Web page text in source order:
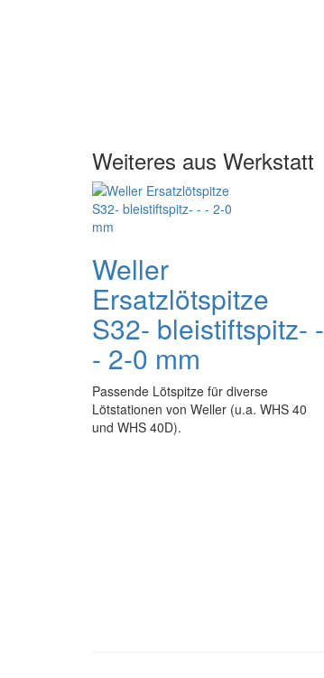
Weiteres aus Werkstatt
Weller
Ersatzlötspitze
S32- bleistiftspitz- -
- 2-0 mm
Passende Lötspitze für diverse
Lötstationen von Weller (u.a. WHS 40
und WHS 40D).